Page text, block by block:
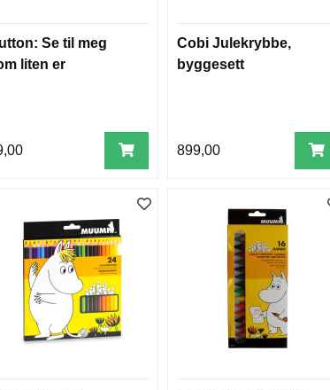
Se til meg
liten er
Cobi Julekrybbe,
byggesett
899,00